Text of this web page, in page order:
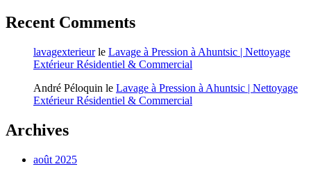
Recent Comments
lavagexterieurle Lavage à Pression à Ahuntsic | Nettoyage
Extérieur Résidentiel & Commercial
André Péloquin le Lavage à Pression à Ahuntsic | Nettoyage
Extérieur Résidentiel & Commercial
Archives
août 2025